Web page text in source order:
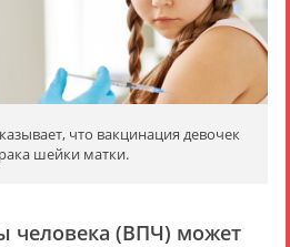
что вакцинация девочек
шейки матки.
человека (ВПЧ) может